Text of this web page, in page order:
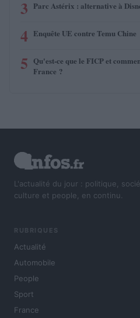
3 Parc Astérix : alternative à
4 Enquête UE contre Temu Chine
5 Qu'est-ce que le FICP et
France ?
L'actualité du jour : politique,
culture et people, en continu.
RUBRIQUES
Actualité
Automobile
People
Sport
France